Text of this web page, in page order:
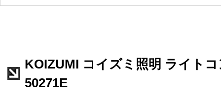
KOIZUMI コイズミ照明 ライト
50271E